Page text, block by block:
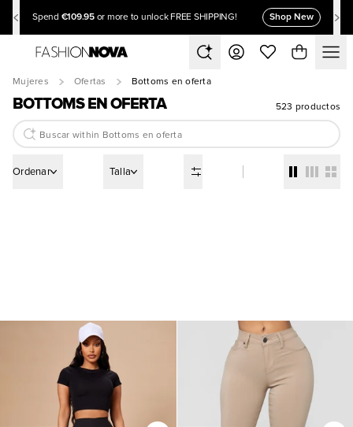
Spend €109.95 or more to unlock FREE SHIPPING! Shop New
Mujeres Ofertas Bottoms en oferta
BOTTOMS EN OFERTA 523 productos
Ordenar Talla